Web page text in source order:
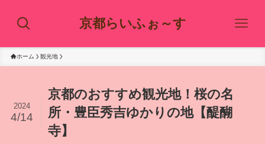
京都らいふぉ～す
ホーム 観光地
京都のおすすめ観光地！桜の名
所・豊臣秀吉ゆかりの地【醍醐
寺】
2024
4/14